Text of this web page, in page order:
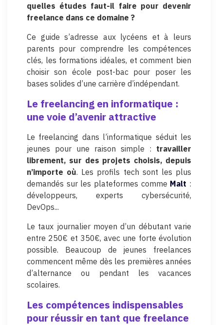
quelles études faut-il faire pour devenir
freelance dans ce domaine ?
Ce guide s’adresse aux lycéens et à leurs
parents pour comprendre les compétences
clés, les formations idéales, et comment bien
choisir son école post-bac pour poser les
bases solides d’une carrière d’indépendant.
Le freelancing en informatique :
une voie d’avenir attractive
Le freelancing dans l’informatique séduit les
jeunes pour une raison simple : travailler
librement, sur des projets choisis, depuis
n’importe où. Les profils tech sont les plus
demandés sur les plateformes comme Malt :
développeurs, experts cybersécurité,
DevOps...
Le taux journalier moyen d’un débutant varie
entre 250€ et 350€, avec une forte évolution
possible. Beaucoup de jeunes freelances
commencent même dès les premières années
d’alternance ou pendant les vacances
scolaires.
Les compétences indispensables
pour réussir en tant que freelance